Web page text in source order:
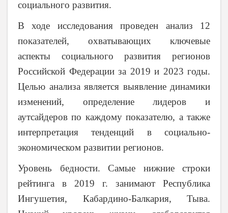
социального развития.
В ходе исследования проведен анализ 12
показателей, охватывающих ключевые
аспекты социального развития регионов
Российской Федерации за 2019 и 2023 годы.
Целью анализа является выявление динамики
изменений, определение лидеров и
аутсайдеров по каждому показателю, а также
интерпретация тенденций в социально-
экономическом развитии регионов.
Уровень бедности. Самые нижние строки
рейтинга в 2019 г. занимают Республика
Ингушетия, Кабардино-Балкария, Тыва.